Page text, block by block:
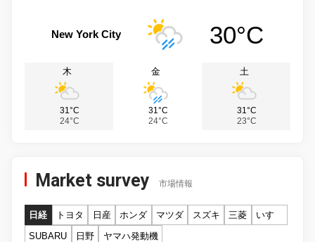
New York City 30°C
木
31°C
24°C
金
31°C
24°C
土
31°C
23°C
Market survey 市場情報
日経 トヨタ 日産 ホンダ マツダ スズキ 三菱
いすゞ
SUBARU
日野 ヤマハ発動機